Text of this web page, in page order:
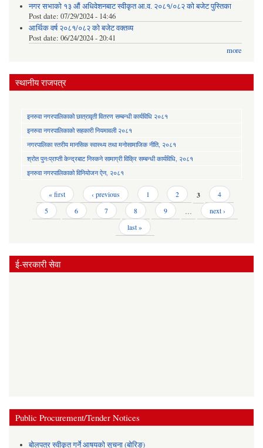
नगर सभाको १३ औं अधिवेशनबाट स्वीकृत आ.व. २०८१/०८२ को बजेट पुस्तिका
Post date: 07/29/2024 - 14:46
आर्थिक वर्ष २०८१/०८२ को बजेट वक्तव्य
Post date: 06/24/2024 - 20:41
more
स्थानीय राजपत्र
इनरुवा नगरपालिकाको छात्रावृती वितरण सम्बन्धी कार्यविधि २०८१
इनरुवा नगरपालिकाको सहकारी नियमावली २०८१
नगरपालिका स्तरीय मानसिक स्वास्थ्य तथा मनोसामाजिक नीति, २०८१
श्रोत पुनःप्राप्ती केन्द्रबाट निस्कने सामाग्री विक्रि सम्बन्धी कार्यविधि, २०८१
इनरुवा नगरपालिकाको विनियोजन ऐन, २०८१
Pages « first ‹ previous 1 2 3
4
5
6 7 8 9 …
next ›
last »
ई-सरकारी सेवा
Public Procurement/Tender Notices
बोलपत्र स्वीकृत गर्ने आषयको सूचना (बोरिङ)